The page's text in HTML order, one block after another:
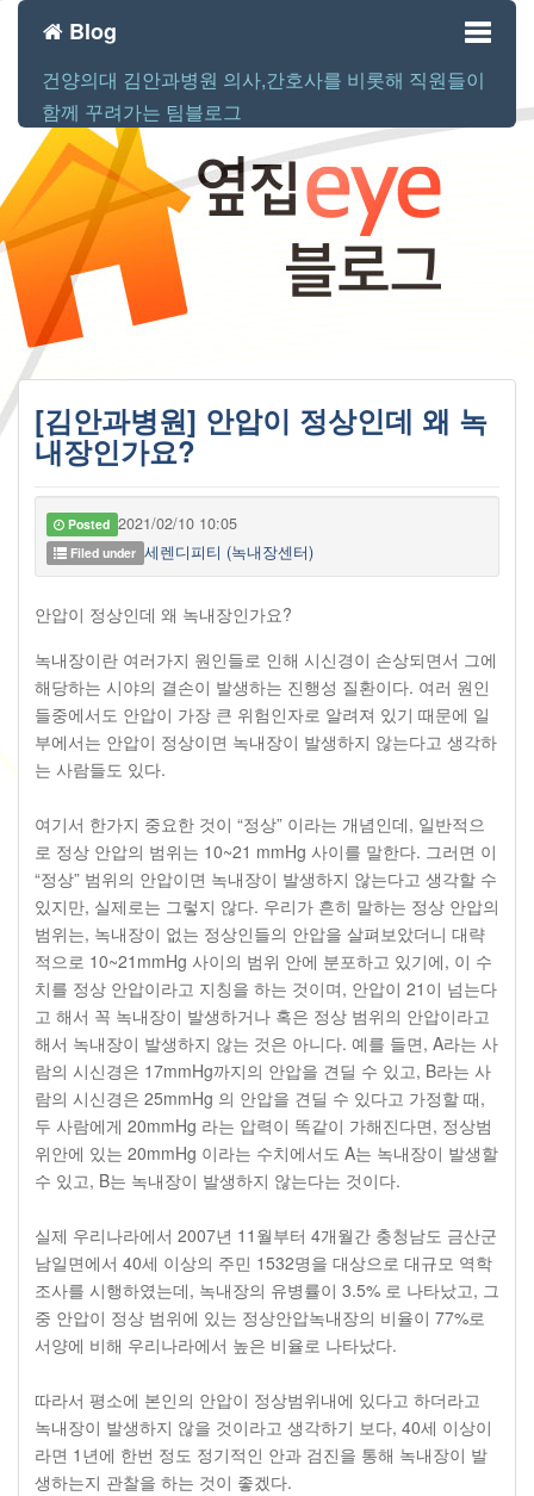
Toggle
Blog
건양의대 김안과병원 의사,간호사를 비롯해 직원들이
함께 꾸려가는 팀블로그
[김안과병원] 안압이 정상인데 왜 녹
내장인가요?
Posted 2021/02/10 10:05
Filed under 세렌디피티 (녹내장센터)
안압이 정상인데 왜 녹내장인가요?
녹내장이란 여러가지 원인들로 인해 시신경이 손상되면서 그에
해당하는 시야의 결손이 발생하는 진행성 질환이다. 여러 원인
들중에서도 안압이 가장 큰 위험인자로 알려져 있기 때문에 일
부에서는 안압이 정상이면 녹내장이 발생하지 않는다고 생각하
는 사람들도 있다.
여기서 한가지 중요한 것이 “정상” 이라는 개념인데, 일반적으
로 정상 안압의 범위는 10~21 mmHg 사이를 말한다. 그러면 이
“정상” 범위의 안압이면 녹내장이 발생하지 않는다고 생각할 수
있지만, 실제로는 그렇지 않다. 우리가 흔히 말하는 정상 안압의
범위는, 녹내장이 없는 정상인들의 안압을 살펴보았더니 대략
적으로 10~21mmHg 사이의 범위 안에 분포하고 있기에, 이 수
치를 정상 안압이라고 지칭을 하는 것이며, 안압이 21이 넘는다
고 해서 꼭 녹내장이 발생하거나 혹은 정상 범위의 안압이라고
해서 녹내장이 발생하지 않는 것은 아니다. 예를 들면, A라는 사
람의 시신경은 17mmHg까지의 안압을 견딜 수 있고, B라는 사
람의 시신경은 25mmHg 의 안압을 견딜 수 있다고 가정할 때,
두 사람에게 20mmHg 라는 압력이 똑같이 가해진다면, 정상범
위안에 있는 20mmHg 이라는 수치에서도 A는 녹내장이 발생할
수 있고, B는 녹내장이 발생하지 않는다는 것이다.
실제 우리나라에서 2007년 11월부터 4개월간 충청남도 금산군
남일면에서 40세 이상의 주민 1532명을 대상으로 대규모 역학
조사를 시행하였는데, 녹내장의 유병률이 3.5% 로 나타났고, 그
중 안압이 정상 범위에 있는 정상안압녹내장의 비율이 77%로
서양에 비해 우리나라에서 높은 비율로 나타났다.
따라서 평소에 본인의 안압이 정상범위내에 있다고 하더라고
녹내장이 발생하지 않을 것이라고 생각하기 보다, 40세 이상이
라면 1년에 한번 정도 정기적인 안과 검진을 통해 녹내장이 발
생하는지 관찰을 하는 것이 좋겠다.